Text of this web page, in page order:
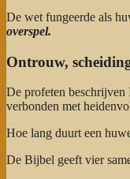
De wet fungeerde als
overspel.
Ontrouw,
De profeten beschrijven
verbonden met
Hoe lang duurt een
De Bijbel geeft vier